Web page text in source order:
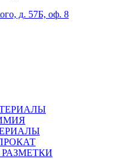
д. 57Б, оф. 8